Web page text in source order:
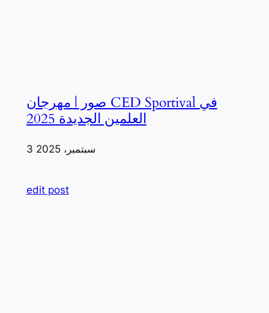
صور | مهرجان CED Sportival في
العلمين الجديدة 2025
3 سبتمبر، 2025
edit post